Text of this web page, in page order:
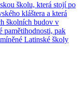
školu, která stojí po
kláštera a která
školních budov v
pamětihodnosti, pak
Latinské školy